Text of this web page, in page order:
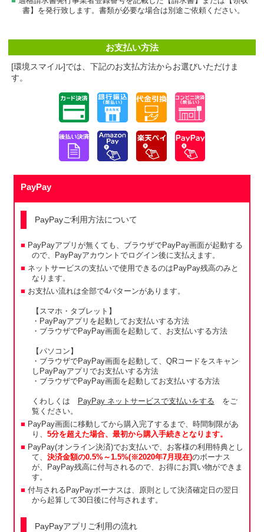
書】を発行致します。書類が必要な場合は別途ご依頼ください。
お支払い方法
[環境スマイル]では、下記のお支払方法からお選びいただけま
す。
PayPay
PayPayご利用方法について
PayPayアプリが無くても、ブラウザでPayPay画面が起動する
ので、PayPayアカウントでログイン後に支払えます。
ネットサービスの支払いで使用できるのはPayPay残高のみと
なります。
お支払い流れは全部で4パターンがあります。
【スマホ・タブレット】
・PayPayアプリを起動してお支払いする方法
・ブラウザでPayPay画面を起動して、お支払いする方法
【パソコン】
・ブラウザでPayPay画面を起動して、QRコードをスキャン
しPayPayアプリでお支払いする方法
・ブラウザでPayPay画面を起動してお支払いする方法
くわしくは PayPay ネットサービスで支払いをする をご
覧ください。
PayPay画面に移動してから購入完了するまで、時間制限があ
り、 5分を超えた場合、最初から購入手続きとなります。
PayPay(オンライン決済)でお支払いで、お客様の利用特典とし
て、 決済金額の0.5%～1.5%(※2020年7月現在)のボーナス
が、PayPay残高に付与されるので、お得にお買い物ができま
す。
付与されるPayPayボーナスは、原則として決済確定日の翌日
から起算して30日後に付与されます。
PayPayアプリご利用の流れ